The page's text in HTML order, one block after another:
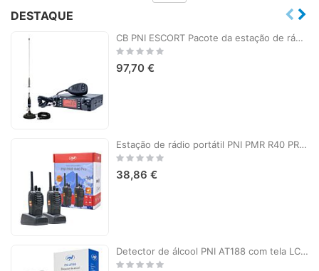
DESTAQUE
CB PNI ESCORT Pacote da estação de rádio HP 9001 PRO ASQ + antena CB PNI S75 com ímã
Rating:
97,70 €
Estação de rádio portátil PNI PMR R40 PRO, conjunto com 2 peças, 0,5 W, 16 canais programáveis, 16 PMR e 50 CTCSS e 104 tons DCS, ASQ, TOT, monitor, programável, baterias de 1200mAh, carregadores e fones de ouvido incluídos
Rating:
38,86 €
Detector de álcool PNI AT188 com tela LCD, alarme sonoro e leve
Rating: